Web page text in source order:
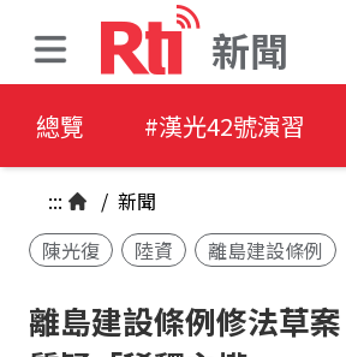
新聞
總覽 #漢光42號演習
::: / 新聞
陳光復
陸資 離島建設條例
離島建設條例修法草